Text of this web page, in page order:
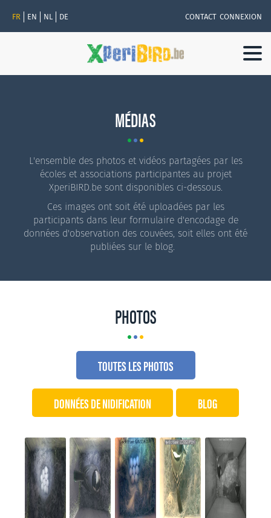
FR EN NL DE CONTACT CONNEXION
MÉDIAS
L'ensemble des photos et vidéos partagées par les
écoles et associations participantes au projet
XperiBIRD.be sont disponibles ci-dessous.
Ces images ont soit été uploadées par les
participants dans leur formulaire d'encodage de
données d'observation des couvées, soit elles ont été
publiées sur le blog.
PHOTOS
TOUTES LES PHOTOS
DONNÉES DE NIDIFICATION
BLOG